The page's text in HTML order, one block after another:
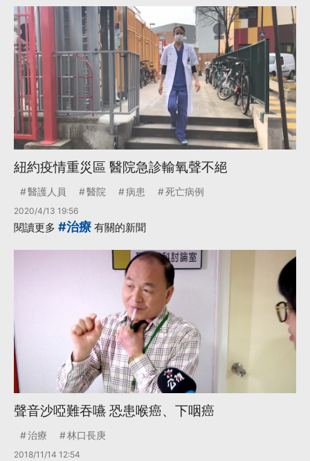
紐約疫情重災區 醫院急診輸氧聲不絕
醫護人員 醫院 病患 死亡病例
2020/4/13 19:56
閱讀更多 #治療 有關的新聞
聲音沙啞難吞嚥 恐患喉癌、下咽癌
治療 林口長庚
2018/11/14 12:54